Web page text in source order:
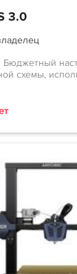
3.0
Бюджетный
схемы,